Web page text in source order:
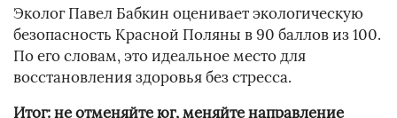
Эколог Павел Бабкин оценивает экологическую
безопасность Красной Поляны в 90 баллов из 100.
По его словам, это идеальное место для
восстановления здоровья без стресса.
Итог: не отменяйте юг, меняйте направление